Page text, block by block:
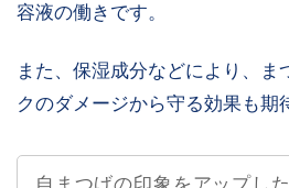
容液の働きです。
また、保湿成分などにより、ま
クのダメージから守る効果も期